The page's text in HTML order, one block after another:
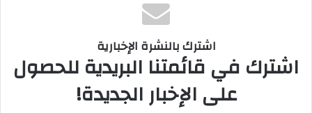
اشترك بالنشرة الإخبارية
اشترك في قائمتنا البريدية للحصول
على الإخبار الجديدة!